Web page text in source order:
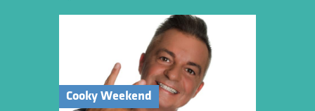
Cooky Weekend